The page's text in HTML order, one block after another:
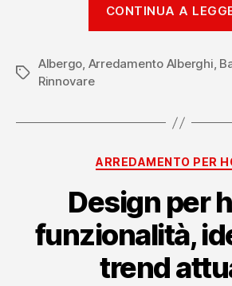
CONTINUA A
Tag
Albergo, Arredamento Alberghi,
Rinnovare
ARREDAMENTO PER
Design per
funzionalità,
trend